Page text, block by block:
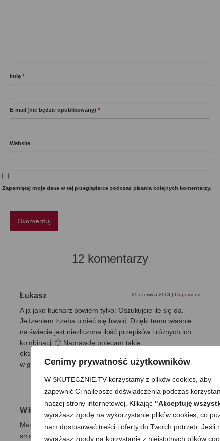
Cenimy prywatność użytkowników
W SKUTECZNIE.TV korzystamy z plików cookies, aby
zapewnić Ci najlepsze doświadczenia podczas
naszej strony internetowej. Klikając "Akceptuję
wyrażasz zgodę na wykorzystanie plików cookies, co
nam dostosować treści i oferty do Twoich potrzeb. Jeśli
wyrażasz zgody na korzystanie z nieistotnych plików
Imię *
E-mail (nie będzie opublikowany) *
Website
Zapamiętaj moje dane w tej przeglądarce podczas pisania kolejnych komentarzy.
12 komentarzy
Łukasz 25 czerwca 2013 Odpowiedz
A ja jako kucharz powiem tylko: Oszukujcie ile się da.
Jedzeniem trzeba umieć się bawić. Dzięki temu właśnie
na świecie jest niezliczona ilość przepisów i różnych ich
kombinacji 🙂 Naprawdę polecam takie
eksperymentowanie i „oszukiwanie” w kuchni. Oczywiście
w granicach rozsądku 🙂 Pozdrawiam gorąco
Wiktoria
Mam 13lat i uwielbiam gotować a ten przepis jest prosty i
smaczny oby więcej takich.;)